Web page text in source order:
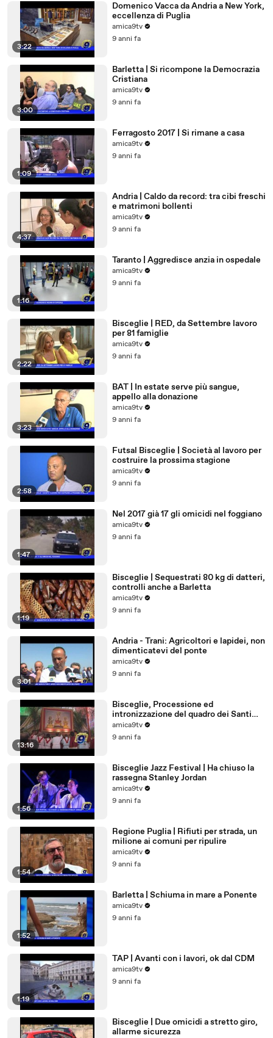
3:22
Domenico Vacca da Andria a New York,
eccellenza di Puglia
amica9tv
9 anni fa
3:00
Barletta | Si ricompone la Democrazia
Cristiana
amica9tv
9 anni fa
1:09
Ferragosto 2017 | Si rimane a casa
amica9tv
9 anni fa
4:37
Andria | Caldo da record: tra cibi freschi
e matrimoni bollenti
amica9tv
9 anni fa
1:16
Taranto | Aggredisce anzia in ospedale
amica9tv
9 anni fa
2:22
Bisceglie | RED, da Settembre lavoro
per 81 famiglie
amica9tv
9 anni fa
3:23
BAT | In estate serve più sangue,
appello alla donazione
amica9tv
9 anni fa
2:58
Futsal Bisceglie | Società al lavoro per
costruire la prossima stagione
amica9tv
9 anni fa
1:47
Nel 2017 già 17 gli omicidi nel foggiano
amica9tv
9 anni fa
1:19
Bisceglie | Sequestrati 80 kg di datteri,
controlli anche a Barletta
amica9tv
9 anni fa
3:01
Andria - Trani: Agricoltori e lapidei, non
dimenticatevi del ponte
amica9tv
9 anni fa
13:16
Bisceglie, Processione ed
intronizzazione del quadro dei Santi
Martiri
amica9tv
9 anni fa
1:56
Bisceglie Jazz Festival | Ha chiuso la
rassegna Stanley Jordan
amica9tv
9 anni fa
1:54
Regione Puglia | Rifiuti per strada, un
milione ai comuni per ripulire
amica9tv
9 anni fa
1:52
Barletta | Schiuma in mare a Ponente
amica9tv
9 anni fa
1:19
TAP | Avanti con i lavori, ok dal CDM
amica9tv
9 anni fa
Bisceglie | Due omicidi a stretto giro,
allarme sicurezza